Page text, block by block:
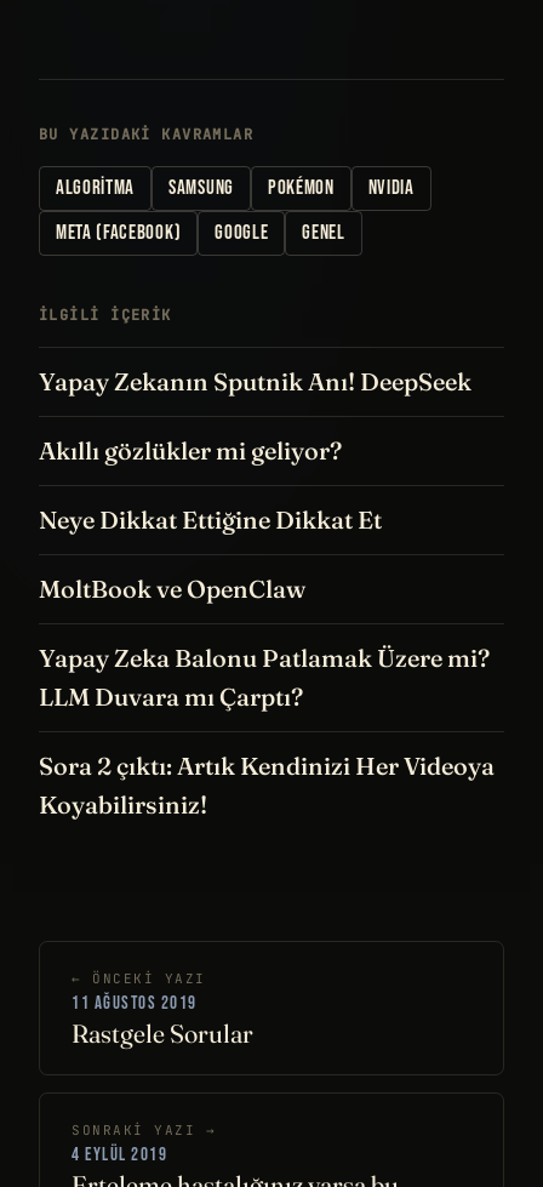
BU YAZIDAKI KAVRAMLAR
ALGORITMA SAMSUNG POKÉMON
NVIDIA
META (FACEBOOK)
GOOGLE GENEL
İLGILI IÇERIK
Yapay Zekanın Sputnik Anı! DeepSeek
Akıllı gözlükler mi geliyor?
Neye Dikkat Ettiğine Dikkat Et
MoltBook ve OpenClaw
Yapay Zeka Balonu Patlamak Üzere mi?
LLM Duvara mı Çarptı?
Sora 2 çıktı: Artık Kendinizi Her Videoya
Koyabilirsiniz!
← ÖNCEKI YAZI
11 AĞUSTOS 2019
Rastgele Sorular
SONRAKI YAZI →
4 EYLÜL 2019